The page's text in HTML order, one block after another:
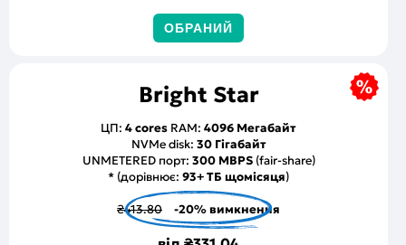
ОБРАНИЙ
Bright Star
ЦП: 4 cores RAM: 4096 Мегабайт
NVMe disk: 30 Гігабайт
UNMETERED порт: 300 MBPS(fair-share)
* (дорівнює: 93+ ТБ щомісяця)
₴413.80 -20% вимкнення